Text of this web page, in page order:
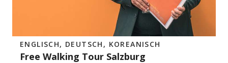
ENGLISCH, DEUTSCH, KOREANISCH
Free Walking Tour Salzburg